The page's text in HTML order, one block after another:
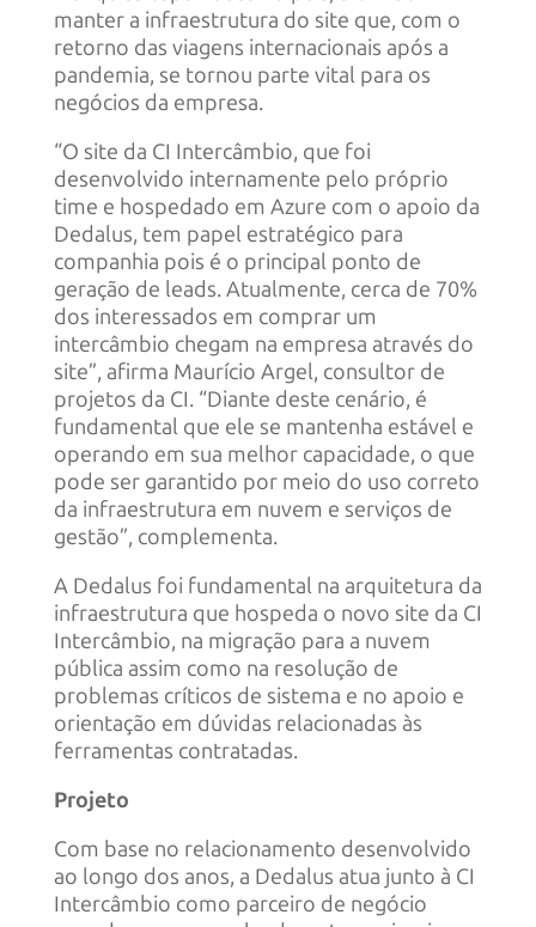
manter a infraestrutura do site que, com o
retorno das viagens internacionais após a
pandemia, se tornou parte vital para os
negócios da empresa.
“O site da CI Intercâmbio, que foi
desenvolvido internamente pelo próprio
time e hospedado em Azure com o apoio da
Dedalus, tem papel estratégico para
companhia pois é o principal ponto de
geração de leads. Atualmente, cerca de 70%
dos interessados em comprar um
intercâmbio chegam na empresa através do
site”, afirma Maurício Argel, consultor de
projetos da CI. “Diante deste cenário, é
fundamental que ele se mantenha estável e
operando em sua melhor capacidade, o que
pode ser garantido por meio do uso correto
da infraestrutura em nuvem e serviços de
gestão”, complementa.
A Dedalus foi fundamental na arquitetura da
infraestrutura que hospeda o novo site da CI
Intercâmbio, na migração para a nuvem
pública assim como na resolução de
problemas críticos de sistema e no apoio e
orientação em dúvidas relacionadas às
ferramentas contratadas.
Projeto
Com base no relacionamento desenvolvido
ao longo dos anos, a Dedalus atua junto à CI
Intercâmbio como parceiro de negócio